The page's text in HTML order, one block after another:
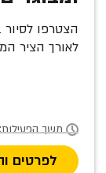
הצטרפו
לאורך הציר
משך
לפרטים